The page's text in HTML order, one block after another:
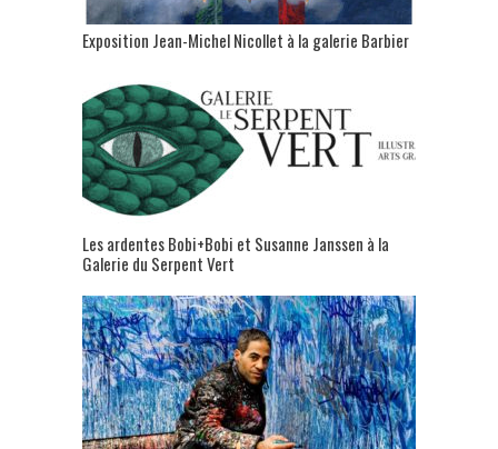
Exposition Jean-Michel Nicollet à la galerie Barbier
Les ardentes Bobi+Bobi et Susanne Janssen à la
Galerie du Serpent Vert